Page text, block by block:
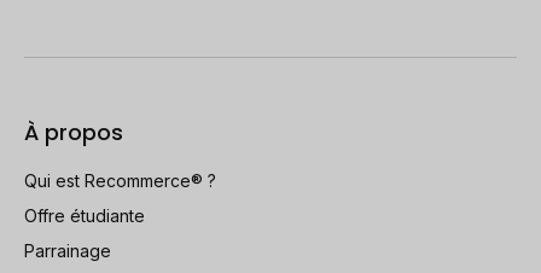
À propos
Qui est Recommerce® ?
Offre étudiante
Parrainage